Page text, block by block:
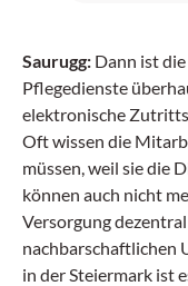
Saurugg: Dann ist
Pflegedienste
elektronische
Oft wissen die
müssen, weil sie die
können auch nicht
Versorgung
nachbarschaftlichen
in der Steiermark ist